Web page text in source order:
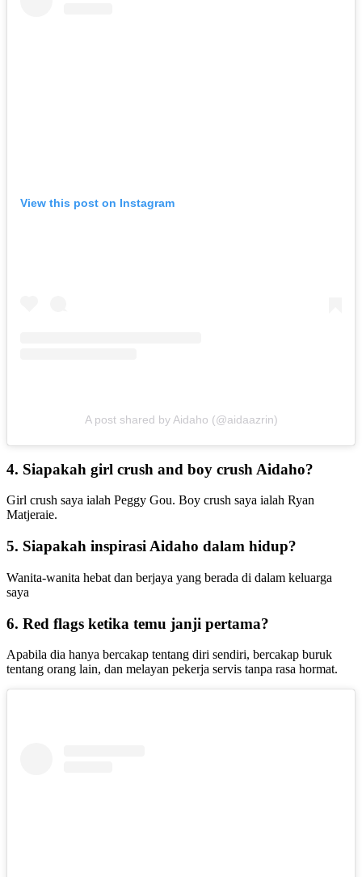
View this post on Instagram
A post shared by Aidaho (@aidaazrin)
4. Siapakah girl crush and boy crush Aidaho?
Girl crush saya ialah Peggy Gou. Boy crush saya ialah Ryan
Matjeraie.
5. Siapakah inspirasi Aidaho dalam hidup?
Wanita-wanita hebat dan berjaya yang berada di dalam keluarga
saya
6. Red flags ketika temu janji pertama?
Apabila dia hanya bercakap tentang diri sendiri, bercakap buruk
tentang orang lain, dan melayan pekerja servis tanpa rasa hormat.